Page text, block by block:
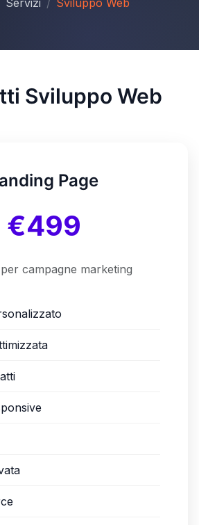
Servizi Sviluppo Web
Sviluppo Web
Page
€499
campagne marketing